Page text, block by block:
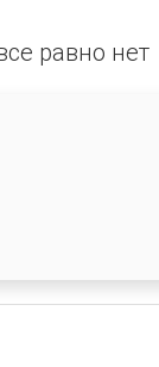
равно нет